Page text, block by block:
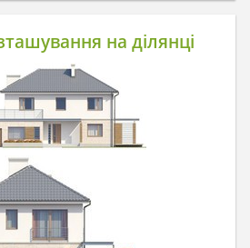
на ділянці